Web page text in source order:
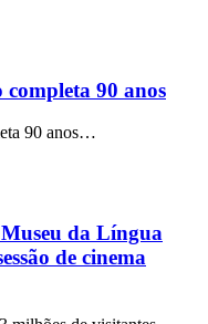
completa 90 anos
90 anos…
Museu da Língua
de cinema